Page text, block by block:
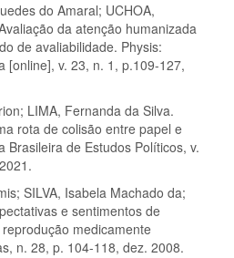
do Amaral; UCHOA,
da atenção humanizada
de avaliabilidade. Physis:
[online], v. 23, n. 1, p.109-127,
LIMA, Fernanda da Silva.
rota de colisão entre papel e
Brasileira de Estudos Políticos, v.
SILVA, Isabela Machado da;
e sentimentos de
medicamente
n. 28, p. 104-118, dez. 2008.